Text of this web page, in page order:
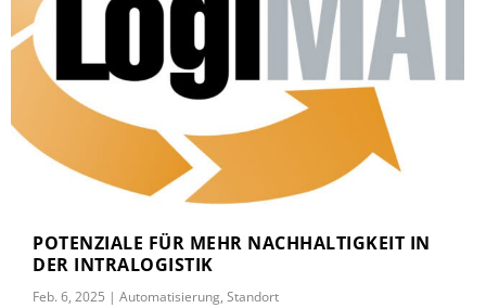
POTENZIALE FÜR MEHR NACHHALTIGKEIT IN
DER INTRALOGISTIK
Feb. 6, 2025 |Automatisierung,Standort